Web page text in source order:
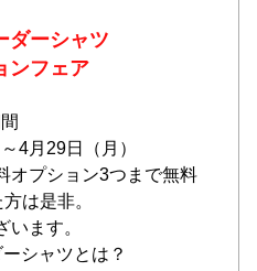
ダーシャツ
ンフェア
間
4月29日（月）
オプション3つまで無料
は是非。
ます。
シャツとは？